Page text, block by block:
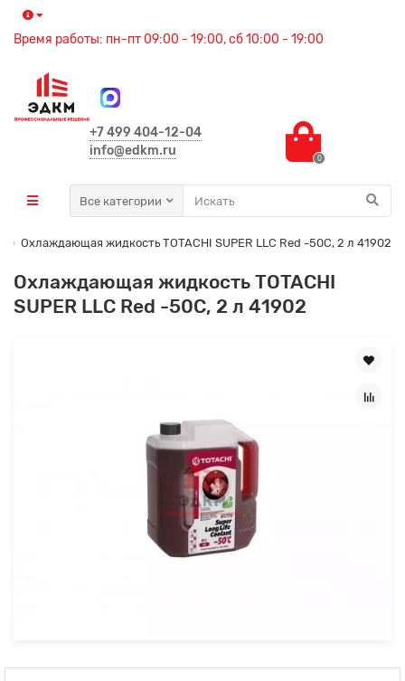
Время работы: пн-пт 09:00 - 19:00, сб 10:00 - 19:00
+7 499 404-12-04
info@edkm.ru
0
Все категории
Охлаждающая жидкость TOTACHI SUPER LLC Red -50C, 2 л 41902
Охлаждающая жидкость TOTACHI
SUPER LLC Red -50C, 2 л 41902